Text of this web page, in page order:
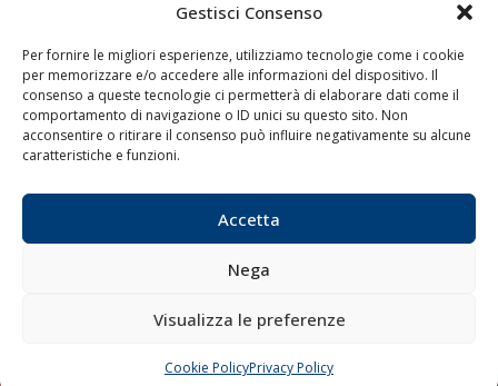
Gestisci Consenso
Per fornire le migliori esperienze, utilizziamo tecnologie come i cookie
per memorizzare e/o accedere alle informazioni del dispositivo. Il
consenso a queste tecnologie ci permetterà di elaborare dati come il
comportamento di navigazione o ID unici su questo sito. Non
acconsentire o ritirare il consenso può influire negativamente su alcune
caratteristiche e funzioni.
Accetta
Nega
Visualizza le preferenze
Cookie PolicyPrivacy Policy
Shipping
Porti/Interporti
Trasporti
Varie
Compagnie di Navigazione
Blue economy
Diporto
Chi siamo
CHIAMA SCRIVI